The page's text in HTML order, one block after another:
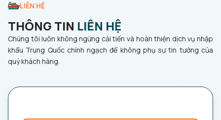
LIÊN HỆ
THÔNG TIN LIÊN HỆ
Chúng tôi luôn không ngừng cải tiến và hoàn thiện dịch vụ nhập
khẩu Trung Quốc chính ngạch để không phụ sự tin tưởng của
quý khách hàng.